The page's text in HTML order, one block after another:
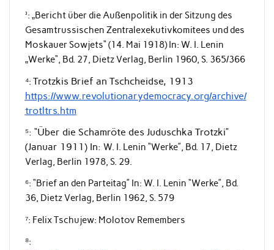
³: „Bericht über die Außenpolitik in der Sitzung des
Gesamtrussischen Zentralexekutivkomitees und des
Moskauer Sowjets“ (14. Mai 1918) In: W. I. Lenin
„Werke“, Bd. 27, Dietz Verlag, Berlin 1960, S. 365/366
⁴: Trotzkis Brief an Tschcheidse, 1913
https://www.revolutionarydemocracy.org/archive/
trotltrs.htm
⁵: “Über die Schamröte des Juduschka Trotzki”
(Januar 1911) In: W. I. Lenin “Werke”, Bd. 17, Dietz
Verlag, Berlin 1978, S. 29.
⁶: “Brief an den Parteitag” In: W. I. Lenin “Werke”, Bd.
36, Dietz Verlag, Berlin 1962, S. 579
⁷: Felix Tschujew: Molotov Remembers
⁸: